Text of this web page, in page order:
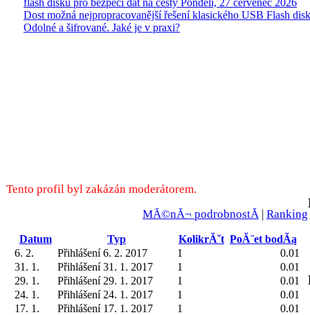
Dost možná nejpropracovanější řešení klasického USB Flash
Odolné a šifrované. Jaké je v praxi?
Tento profil byl zakázán moderátorem.
MĂ©nĂ¬ podrobnostĂ­ | Ranking
Datum Typ KolikrĂˇt PoĂ¨et bodĂą
6. 2.
Přihlášení 6. 2. 2017 1
0.01
31. 1.
Přihlášení 31. 1. 2017 1
0.01
29. 1.
Přihlášení 29. 1. 2017 1
0.01
24. 1.
Přihlášení 24. 1. 2017 1
0.01
17. 1.
Přihlášení 17. 1. 2017 1
0.01